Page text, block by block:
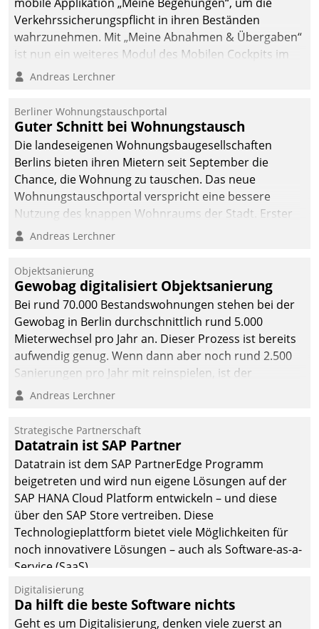
Verkehrssicherungspflicht in ihren Beständen
wahrzunehmen. Mit „Meine Abnahmen & Übergaben“
ist nun ein weiteres Modul des Mobilen Cockpits im
Einsatz.
Andreas Lerchner
Berliner Wohnungstauschportal
Guter Schnitt bei Wohnungstausch
Die landeseigenen Wohnungsbaugesellschaften
Berlins bieten ihren Mietern seit September die
Chance, die Wohnung zu tauschen. Das neue
Wohnungstauschportal verspricht eine bessere
Nutzung des knappen Wohnraums der Stadt. Erster
Anwendungsfall für Datatrains Lösung API-Hub mit
Unternehmen.
Andreas Lerchner
Objektsanierung
Gewobag digitalisiert Objektsanierung
Bei rund 70.000 Bestandswohnungen stehen bei der
Gewobag in Berlin durchschnittlich rund 5.000
Mieterwechsel pro Jahr an. Dieser Prozess ist bereits
aufwendig genug. Wenn dann aber noch rund 2.500
Sanierungen pro Jahr mit reinspielen, ist der
Betreuungs- und Organisationsaufwand immens. Im
kommunale Wohnungsbauunternehmen daher
gemeinsam mit der Berliner Datatrain GmbH den
Teilprozess der Objektsanierung digitalisiert.
Andreas Lerchner
Strategische Partnerschaft
Datatrain ist SAP Partner
Datatrain ist dem SAP PartnerEdge Programm
beigetreten und wird nun eigene Lösungen auf der
SAP HANA Cloud Platform entwickeln – und diese
über den SAP Store vertreiben. Diese
Technologieplattform bietet viele Möglichkeiten für
noch innovativere Lösungen – auch als Software-as-a-
Service (SaaS).
Digitalisierung
Da hilft die beste Software nichts
Geht es um Digitalisierung, denken viele zuerst an